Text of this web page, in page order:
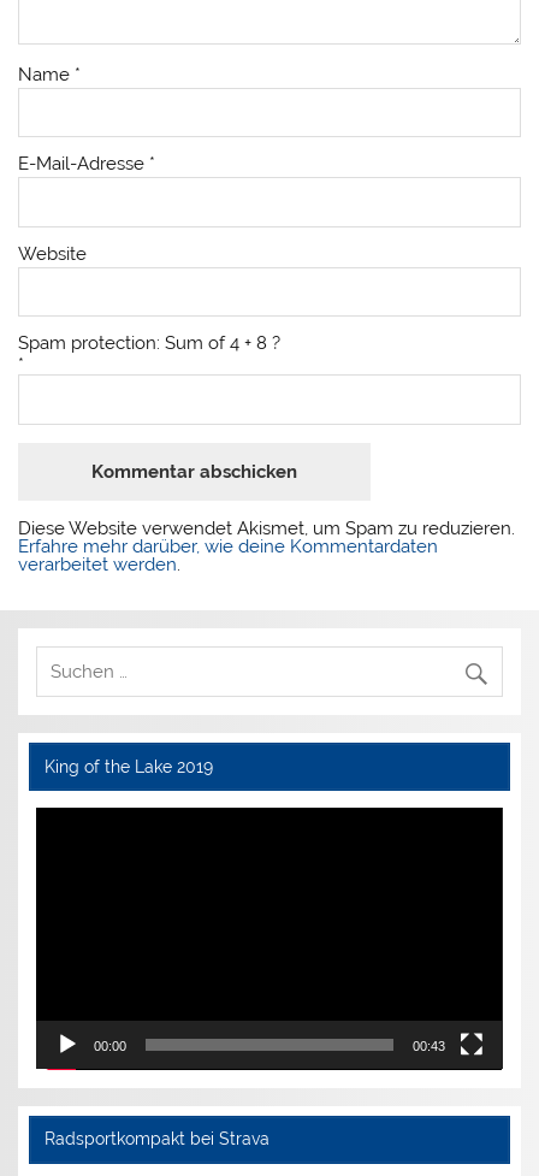
Name *
E-Mail-Adresse *
Website
Spam protection: Sum of 4 + 8 ?
*
Diese Website verwendet Akismet, um Spam zu reduzieren.
Erfahre mehr darüber, wie deine Kommentardaten
verarbeitet werden
King of the Lake 2019
Video-
00:00 00:43
Radsportkompakt bei Strava